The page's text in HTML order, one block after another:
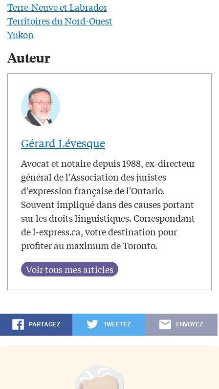
Terre-Neuve et Labrador
Territoires du Nord-Ouest
Yukon
Auteur
Gérard Lévesque
Avocat et notaire depuis 1988, ex-directeur
général de l'Association des juristes
d'expression française de l'Ontario.
Souvent impliqué dans des causes portant
sur les droits linguistiques. Correspondant
de l-express.ca, votre destination pour
profiter au maximum de Toronto.
PARTAGEZ TWEETEZ ENVOYEZ